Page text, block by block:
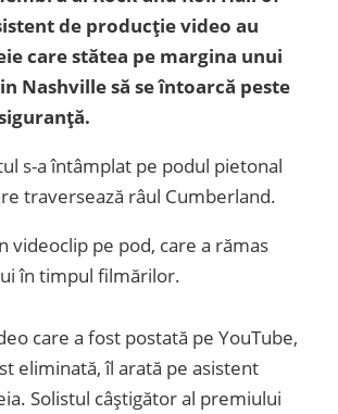
de producție video au
care stătea pe margina unui
Nashville să se întoarcă peste
s-a întâmplat pe podul pietonal
traversează râul Cumberland.
videoclip pe pod, care a rămas
în timpul filmărilor.
care a fost postată pe YouTube,
eliminată, îl arată pe asistent
Solistul câștigător al premiului